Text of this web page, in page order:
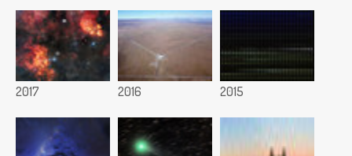
2017 2016 2015